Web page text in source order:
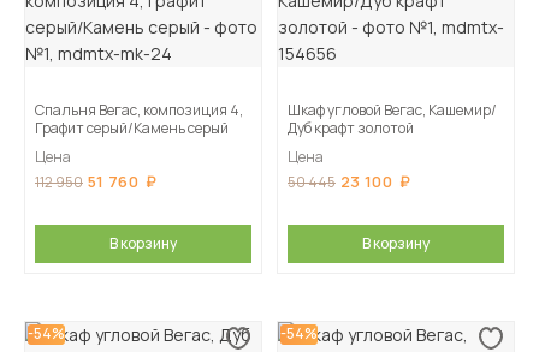
Спальня Вегас, композиция 4,
Графит серый/Камень серый
Цена
112 950 51 760
В корзину
Шкаф угловой Вегас, Кашемир/
Дуб крафт золотой
Цена
50 445 23 100
В корзину
-54% -54%